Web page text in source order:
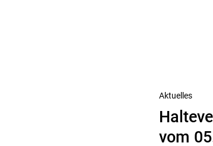
Nächster
Beitrag
Aktuelles
vom